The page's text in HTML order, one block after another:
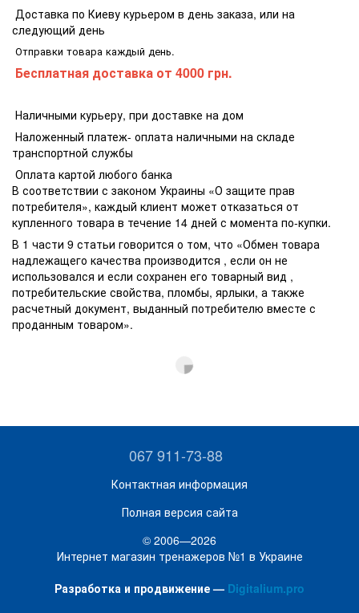
Доставка по Киеву курьером в день заказа, или на
следующий день
Отправки товара каждый день.
Бесплатная доставка от 4000 грн.
Наличными курьеру, при доставке на дом
Наложенный платеж- оплата наличными на складе
транспортной службы
Оплата картой любого банка
В соответствии с законом Украины «О защите прав
потребителя», каждый клиент может отказаться от
купленного товара в течение 14 дней с момента по-купки.
В 1 части 9 статьи говорится о том, что «Обмен товара
надлежащего качества производится , если он не
использовался и если сохранен его товарный вид ,
потребительские свойства, пломбы, ярлыки, а также
расчетный документ, выданный потребителю вместе с
проданным товаром».
067 911-73-88
Контактная информация
Полная версия сайта
© 2006—2026
Интернет магазин тренажеров №1 в Украине
Разработка и продвижение — Digitalium.pro